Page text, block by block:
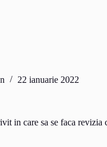
22 ianuarie 2022
in care sa se faca revizia